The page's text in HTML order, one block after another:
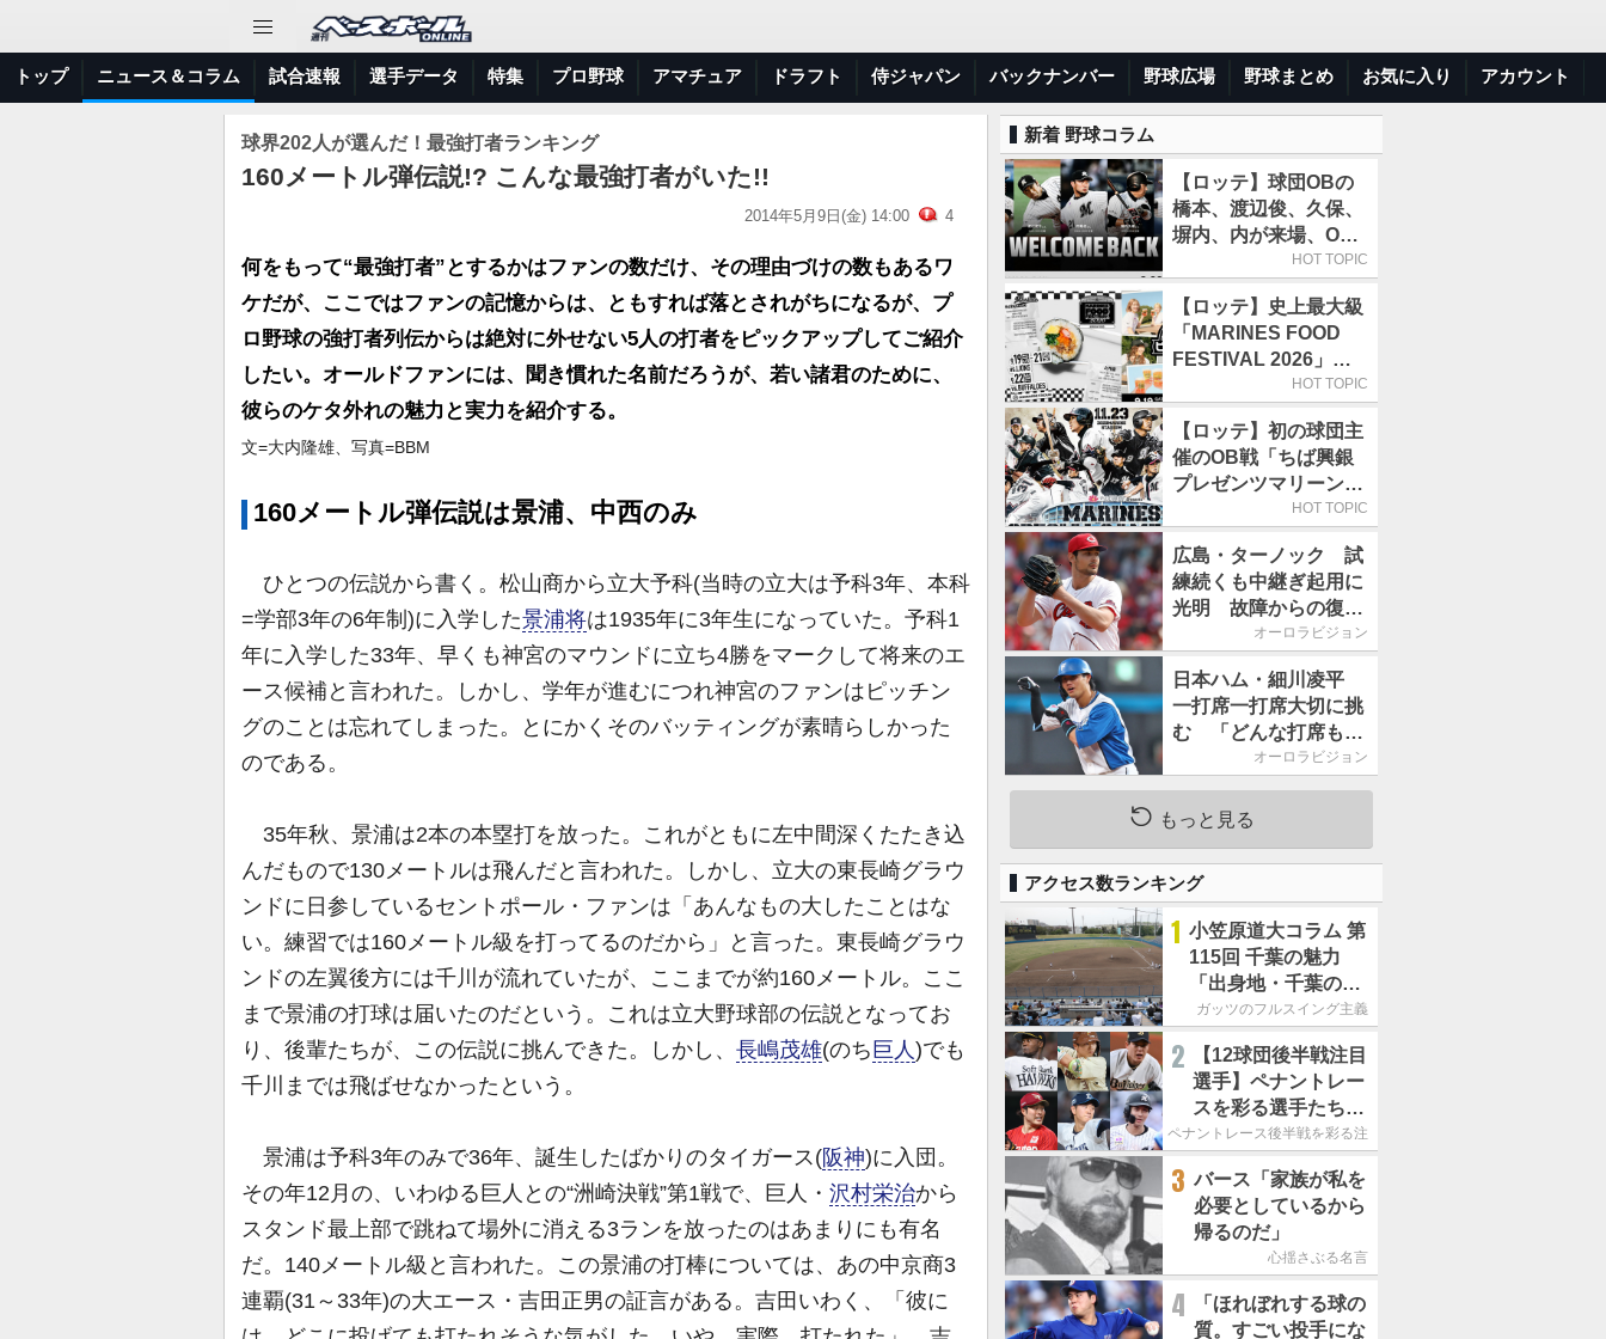
トップ ニュース＆コラム 試合速報 選手データ 特集 プロ野球 アマチュア ドラフト 侍ジャパン バックナンバー 野球広場 野球まとめ お気に入り アカウント
球界202人が選んだ！最強打者ランキング
160メートル弾伝説!? こんな最強打者がいた!!
2014年5月9日(金) 14:00 4
何をもって“最強打者”とするかはファンの数だけ、その理由づけの数もあるワ
ケだが、ここではファンの記憶からは、ともすれば落とされがちになるが、プ
ロ野球の強打者列伝からは絶対に外せない5人の打者をピックアップしてご紹介
したい。オールドファンには、聞き慣れた名前だろうが、若い諸君のために、
彼らのケタ外れの魅力と実力を紹介する。
文=大内隆雄、写真=BBM
160メートル弾伝説は景浦、中西のみ
ひとつの伝説から書く。松山商から立大予科(当時の立大は予科3年、本科
=学部3年の6年制)に入学した景浦将は1935年に3年生になっていた。予科1
年に入学した33年、早くも神宮のマウンドに立ち4勝をマークして将来のエ
ース候補と言われた。しかし、学年が進むにつれ神宮のファンはピッチン
グのことは忘れてしまった。とにかくそのバッティングが素晴らしかった
のである。
35年秋、景浦は2本の本塁打を放った。これがともに左中間深くたたき込
んだもので130メートルは飛んだと言われた。しかし、立大の東長崎グラウ
ンドに日参しているセントポール・ファンは「あんなもの大したことはな
い。練習では160メートル級を打ってるのだから」と言った。東長崎グラウ
ンドの左翼後方には千川が流れていたが、ここまでが約160メートル。ここ
まで景浦の打球は届いたのだという。これは立大野球部の伝説となってお
り、後輩たちが、この伝説に挑んできた。しかし、 長嶋茂雄(のち 巨人)でも
千川までは飛ばせなかったという。
景浦は予科3年のみで36年、誕生したばかりのタイガース(阪神)に入団。
その年12月の、いわゆる巨人との“洲崎決戦”第1戦で、巨人・ 沢村栄治から
スタンド最上部で跳ねて場外に消える3ランを放ったのはあまりにも有名
だ。140メートル級と言われた。この景浦の打棒については、あの中京商3
連覇(31～33年)の大エース・吉田正男の証言がある。吉田いわく、「彼に
新着 野球コラム
【ロッテ】球団OBの
橋本、渡辺俊、久保、
塀内、内が来場、OB
解説も／9月22日開催
HOT TOPIC
【ロッテ】史上最大級
「MARINES FOOD
FESTIVAL 2026」第4
弾「KOREAN
日／初日はビール半額
デー
HOT TOPIC
【ロッテ】初の球団主
催のOB戦「ちば興銀
プレゼンツマリーンズ
スペシャルゲーム
催
HOT TOPIC
広島・ターノック 試
練続くも中継ぎ起用に
光明 故障からの復帰
期す／助っ人前半戦通
オーロラビジョン
日本ハム・細川凌平
一打席一打席大切に挑
む 「どんな打席も何
か意味のある打席にし
く！
オーロラビジョン
もっと見る
アクセス数ランキング
1 小笠原道大コラム 第
115回 千葉の魅力
「出身地・千葉の話
の続き。昔から野球
す」
ガッツのフルスイング主義
2
【12球団後半戦注目
選手】ペナントレー
スを彩る選手たち
ここからが本当の勝
ペナントレース後半戦を彩る注目選手たち
3 バース「家族が私を
必要としているから
帰るのだ」
心揺さぶる名言
4
「ほれぼれする球の
質。すごい投手にな